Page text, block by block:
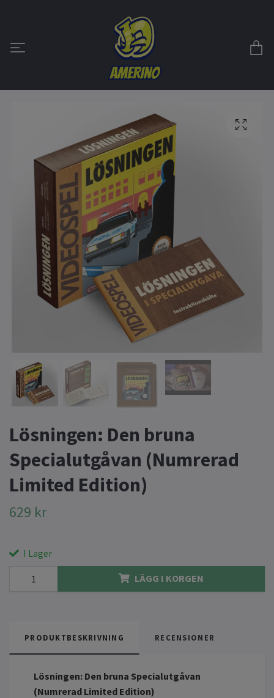
Lösningen: Den bruna
Specialutgåvan (Numrerad
Limited Edition)
629 kr
I Lager
LÄGG I KORGEN
PRODUKTBESKRIVNING RECENSIONER
Lösningen: Den bruna Specialutgåvan
(Numrerad Limited Edition)